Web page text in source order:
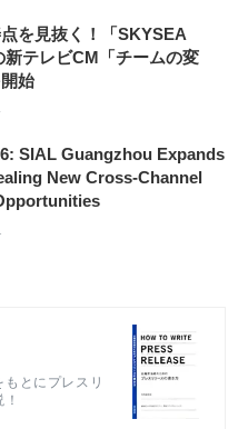
を見抜く！「SKYSEA
テレビCM「チームの変
始
SIAL Guangzhou Expands
New Cross-Channel
とにプレスリ